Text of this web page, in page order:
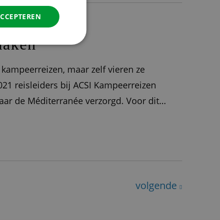
maar zelf vieren ze
reisleiders bij ACSI Kampeerreizen
de Méditerranée verzorgd. Voor dit
volgende
DANISH
SWEDISH